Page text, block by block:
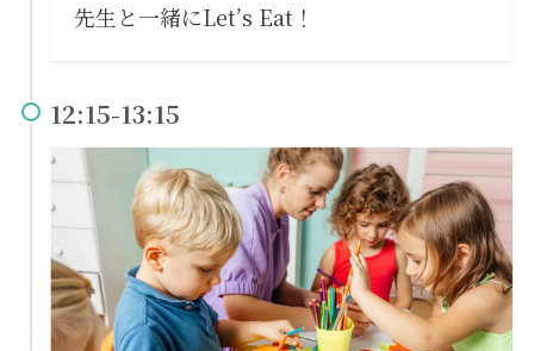
先生と一緒にLet’s Eat！
12:15-13:15